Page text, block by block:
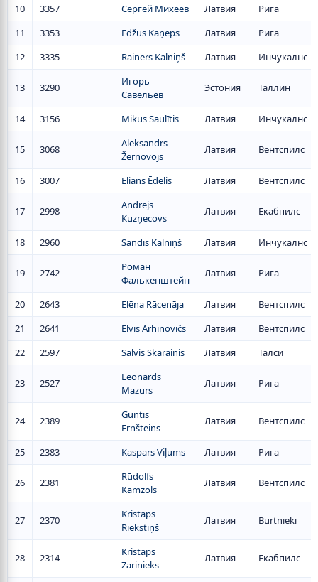
10
3357 Сергей Михеев Латвия
Рига
11
3353 Edžus Kaņeps Латвия
Рига
12
3335 Rainers Kalniņš Латвия Инчукалнс
13 3290
Игорь
Савельев
Эстония Таллин
14 3156 Mikus Saulītis Латвия Инчукалнс
15 3068
Aleksandrs
Žernovojs
Латвия Вентспилс
16 3007 Eliāns Ēdelis Латвия Вентспилс
17 2998
Andrejs
Kuzņecovs
Латвия Екабпилс
18 2960 Sandis Kalniņš Латвия Инчукалнс
19 2742
Роман
Фалькенштейн
Латвия Рига
20 2643 Elēna Rācenāja Латвия
Вентспилс
21
2641 Elvis Arhinovičs Латвия
Вентспилс
22
2597 Salvis Skarainis Латвия Талси
23 2527
Leonards
Mazurs
Латвия Рига
24 2389
Guntis
Ernšteins
Латвия Вентспилс
25 2383 Kaspars Viļums Латвия Рига
26 2381
Rūdolfs
Kamzols
Латвия Вентспилс
27 2370
Kristaps
Riekstiņš
Латвия Burtnieki
28 2314
Kristaps
Zarinieks
Латвия Екабпилс